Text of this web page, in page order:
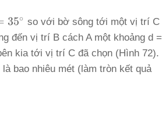
35∘ so với bờ sông tới một vị trí C
đến vị trí B cách A một khoảng d =
kia tới vị trí C đã chọn (Hình 72).
bao nhiêu mét (làm tròn kết quả